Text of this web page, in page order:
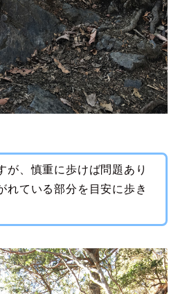
が、慎重に歩けば問題あり
れている部分を目安に歩き